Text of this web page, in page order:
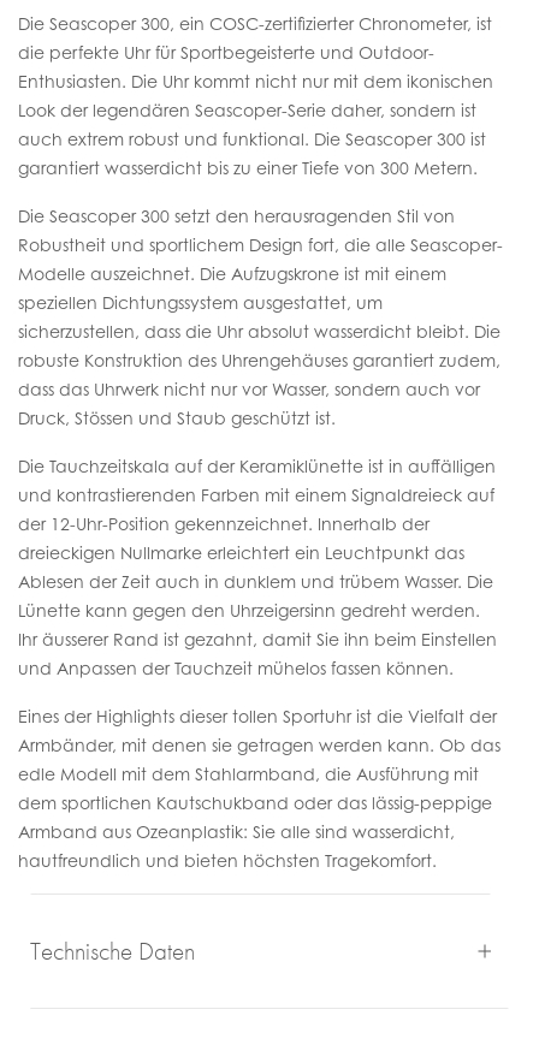
Die Seascoper 300, ein COSC-zertifizierter Chronometer, ist
die perfekte Uhr für Sportbegeisterte und Outdoor-
Enthusiasten. Die Uhr kommt nicht nur mit dem ikonischen
Look der legendären Seascoper-Serie daher, sondern ist
auch extrem robust und funktional. Die Seascoper 300 ist
garantiert wasserdicht bis zu einer Tiefe von 300 Metern.
Die Seascoper 300 setzt den herausragenden Stil von
Robustheit und sportlichem Design fort, die alle Seascoper-
Modelle auszeichnet. Die Aufzugskrone ist mit einem
speziellen Dichtungssystem ausgestattet, um
sicherzustellen, dass die Uhr absolut wasserdicht bleibt. Die
robuste Konstruktion des Uhrengehäuses garantiert zudem,
dass das Uhrwerk nicht nur vor Wasser, sondern auch vor
Druck, Stössen und Staub geschützt ist.
Die Tauchzeitskala auf der Keramiklünette ist in auffälligen
und kontrastierenden Farben mit einem Signaldreieck auf
der 12-Uhr-Position gekennzeichnet. Innerhalb der
dreieckigen Nullmarke erleichtert ein Leuchtpunkt das
Ablesen der Zeit auch in dunklem und trübem Wasser. Die
Lünette kann gegen den Uhrzeigersinn gedreht werden.
Ihr äusserer Rand ist gezahnt, damit Sie ihn beim Einstellen
und Anpassen der Tauchzeit mühelos fassen können.
Eines der Highlights dieser tollen Sportuhr ist die Vielfalt der
Armbänder, mit denen sie getragen werden kann. Ob das
edle Modell mit dem Stahlarmband, die Ausführung mit
dem sportlichen Kautschukband oder das lässig-peppige
Armband aus Ozeanplastik: Sie alle sind wasserdicht,
hautfreundlich und bieten höchsten Tragekomfort.
Technische Daten